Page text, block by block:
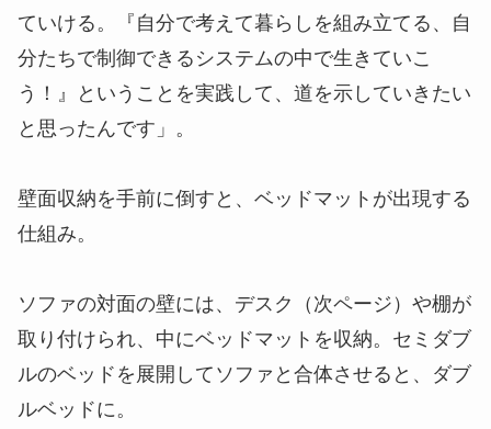
ていける。『自分で考えて暮らしを組み立てる、自
分たちで制御できるシステムの中で生きていこ
う！』ということを実践して、道を示していきたい
と思ったんです」。
壁面収納を手前に倒すと、ベッドマットが出現する
仕組み。
ソファの対面の壁には、デスク（次ページ）や棚が
取り付けられ、中にベッドマットを収納。セミダブ
ルのベッドを展開してソファと合体させると、ダブ
ルベッドに。